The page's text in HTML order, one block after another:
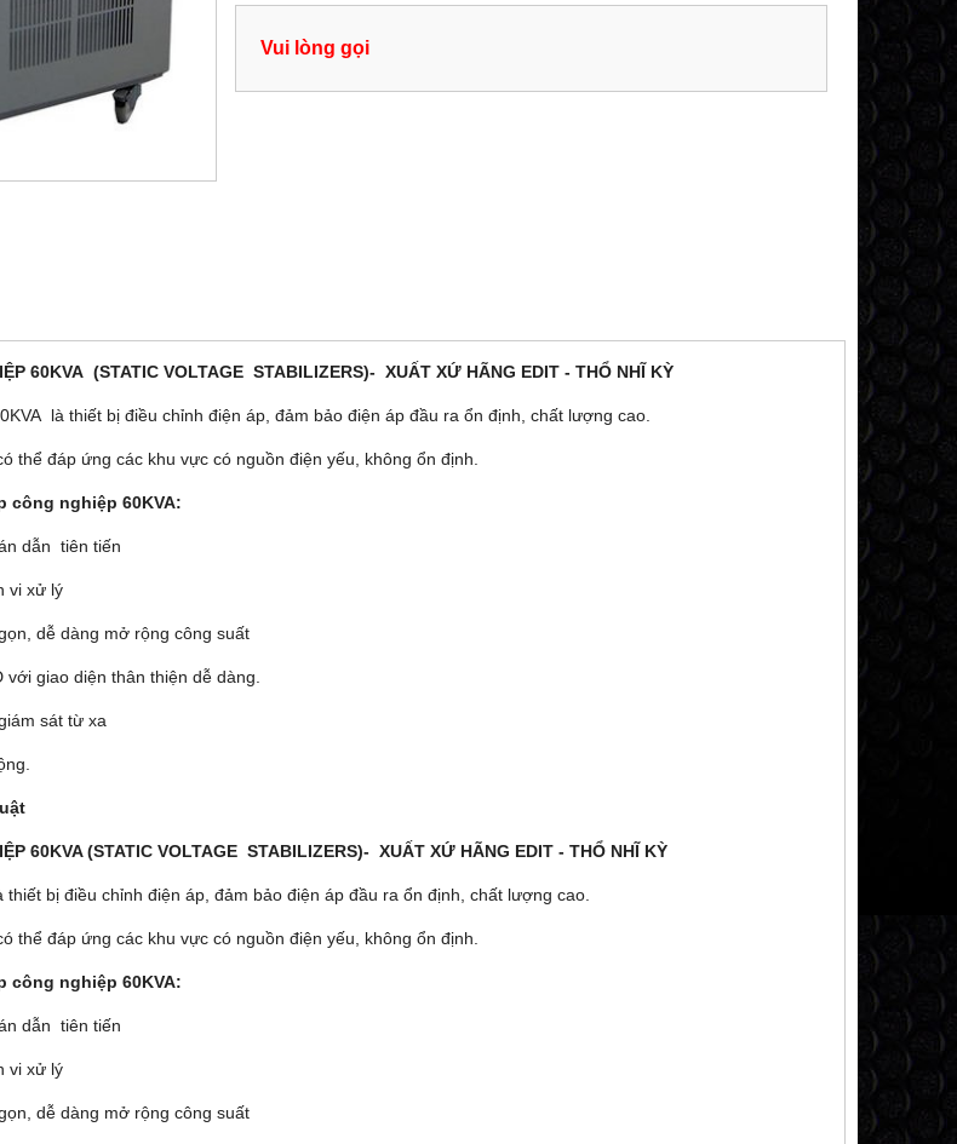
NGHIỆP
BỘ CONVERTER
Vui
Vui lòng gọi
60KVA (STATIC VOLTAGE STABILIZERS)- XUẤT XỨ HÃNG EDIT - THỔ NHĨ KỲ
là thiết bị điều chỉnh điện áp, đảm bảo điện áp đầu ra ổn định, chất lượng cao.
thể đáp ứng các khu vực có nguồn điện yếu, không ổn định.
công nghiệp 60KVA:
dẫn tiên tiến
vi xử lý
dễ dàng mở rộng công suất
giao diện thân thiện dễ dàng.
sát từ xa
60KVA (STATIC VOLTAGE STABILIZERS)- XUẤT XỨ HÃNG EDIT - THỔ NHĨ KỲ
thiết bị điều chỉnh điện áp, đảm bảo điện áp đầu ra ổn định, chất lượng cao.
thể đáp ứng các khu vực có nguồn điện yếu, không ổn định.
công nghiệp 60KVA:
dẫn tiên tiến
vi xử lý
dễ dàng mở rộng công suất